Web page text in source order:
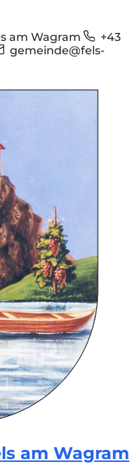
am Wagram
+43
gemeinde@fels-
am Wagram